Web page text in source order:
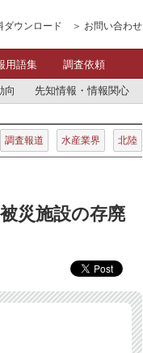
ダウンロード お問い合わせ
用語集 調査依頼
向 先知情報・情報関心
調査報道 水産業界 北陸
災施設の存廃